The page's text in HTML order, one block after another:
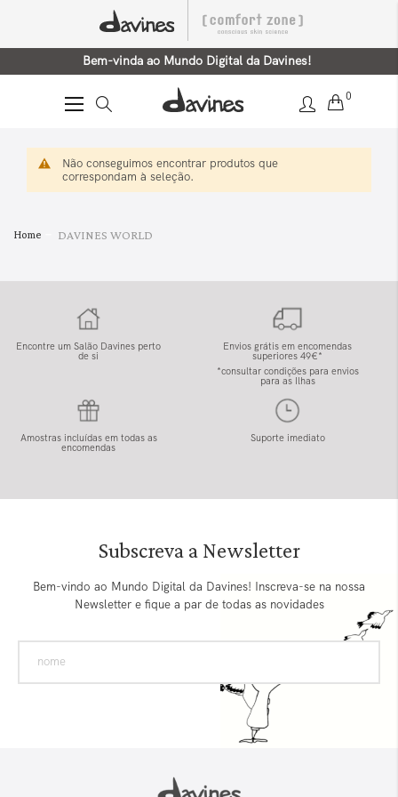
Bem-vinda ao Mundo Digital da Davines!
Alternar
0
Home DAVINES WORLD
Não conseguimos encontrar produtos que
correspondam à seleção.
Encontre um Salão Davines perto
de si
Envios grátis em encomendas
superiores 49€*
*consultar condições para envios
para as Ilhas
Amostras incluídas em todas as
encomendas
Suporte imediato
Subscreva a Newsletter
Bem-vindo ao Mundo Digital da Davines! Inscreva-se na nossa
Newsletter e fique a par de todas as novidades